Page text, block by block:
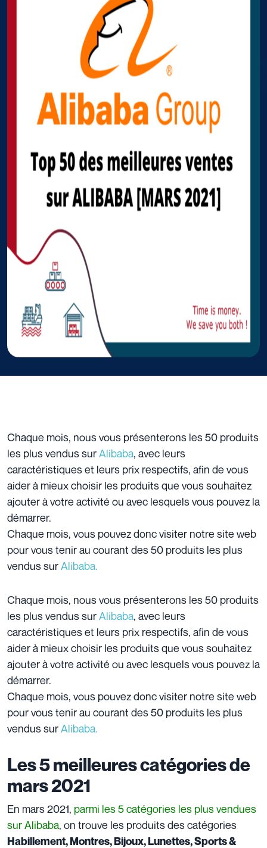
Chaque mois, nous vous présenterons les 50 produits
les plus vendus surAlibaba, avec leurs
caractéristiques et leurs prix respectifs, afin de vous
aider à mieux choisir les produits que vous souhaitez
ajouter à votre activité ou avec lesquels vous pouvez la
démarrer.
Chaque mois, vous pouvez donc visiter notre site web
pour vous tenir au courant des 50 produits les plus
vendus surAlibaba.
Chaque mois, nous vous présenterons les 50 produits
les plus vendus surAlibaba, avec leurs
caractéristiques et leurs prix respectifs, afin de vous
aider à mieux choisir les produits que vous souhaitez
ajouter à votre activité ou avec lesquels vous pouvez la
démarrer.
Chaque mois, vous pouvez donc visiter notre site web
pour vous tenir au courant des 50 produits les plus
vendus surAlibaba.
Les 5 meilleures catégories de
mars 2021
En mars 2021, parmi les 5 catégories les plus vendues
surAlibaba, on trouve les produits des catégories
Habillement, Montres, Bijoux, Lunettes, Sports &